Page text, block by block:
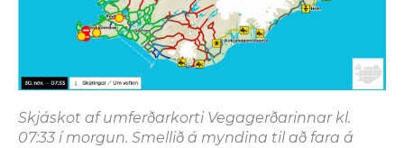
Skjáskot af umferðarkorti Vegagerðarinnar kl.
07:33 í morgun. Smellið á myndina til að fara á